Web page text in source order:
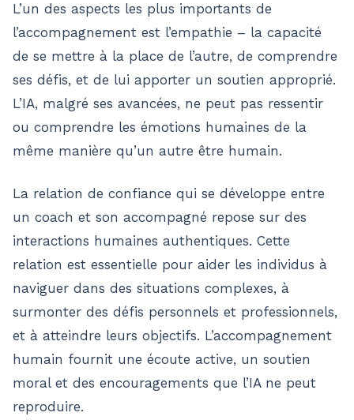
L’un des aspects les plus importants de
l’accompagnement est l’empathie – la capacité
de se mettre à la place de l’autre, de comprendre
ses défis, et de lui apporter un soutien approprié.
L’IA, malgré ses avancées, ne peut pas ressentir
ou comprendre les émotions humaines de la
même manière qu’un autre être humain.
La relation de confiance qui se développe entre
un coach et son accompagné repose sur des
interactions humaines authentiques. Cette
relation est essentielle pour aider les individus à
naviguer dans des situations complexes, à
surmonter des défis personnels et professionnels,
et à atteindre leurs objectifs. L’accompagnement
humain fournit une écoute active, un soutien
moral et des encouragements que l’IA ne peut
reproduire​.